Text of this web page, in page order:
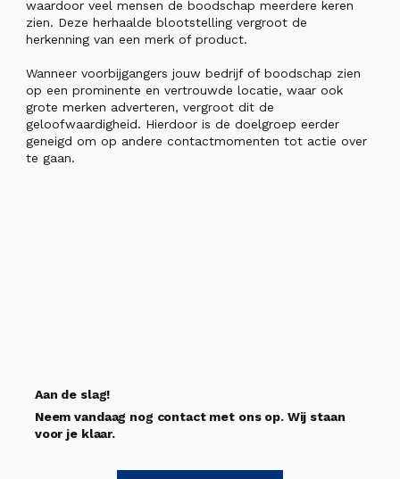
waardoor veel mensen de boodschap meerdere keren
zien. Deze herhaalde blootstelling vergroot de
herkenning van een merk of product.
Wanneer voorbijgangers jouw bedrijf of boodschap zien
op een prominente en vertrouwde locatie, waar ook
grote merken adverteren, vergroot dit de
geloofwaardigheid. Hierdoor is de doelgroep eerder
geneigd om op andere contactmomenten tot actie over
te gaan.
Aan de slag!
Neem vandaag nog contact met ons op. Wij staan
voor je klaar.